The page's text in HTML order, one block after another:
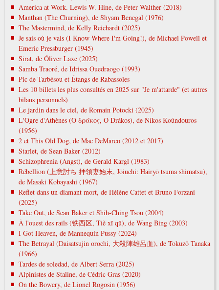
America at Work. Lewis W. Hine, de Peter Walther (2018)
Manthan (The Churning), de Shyam Benegal (1976)
The Mastermind, de Kelly Reichardt (2025)
Je sais où je vais (I Know Where I'm Going!), de Michael Powell et
Emeric Pressburger (1945)
Sirāt, de Óliver Laxe (2025)
Samba Traoré, de Idrissa Ouedraogo (1993)
Pic de Tarbésou et Étangs de Rabassoles
Les 10 billets les plus consultés en 2025 sur "Je m'attarde" (et autres
bilans personnels)
Le jardin dans le ciel, de Romain Potocki (2025)
L'Ogre d'Athènes (Ο δράκος, O Drákos), de Níkos Koúndouros
(1956)
2 et This Old Dog, de Mac DeMarco (2012 et 2017)
Starlet, de Sean Baker (2012)
Schizophrenia (Angst), de Gerald Kargl (1983)
Rébellion (上意討ち 拝領妻始末, Jōiuchi: Hairyō tsuma shimatsu),
de Masaki Kobayashi (1967)
Reflet dans un diamant mort, de Hélène Cattet et Bruno Forzani
(2025)
Take Out, de Sean Baker et Shih-Ching Tsou (2004)
À l'ouest des rails (铁西区, Tiě xī qū), de Wang Bing (2003)
I Got Heaven, de Mannequin Pussy (2024)
The Betrayal (Daisatsujin orochi, 大殺陣雄呂血), de Tokuzō Tanaka
(1966)
Tardes de soledad, de Albert Serra (2025)
Alpinistes de Staline, de Cédric Gras (2020)
On the Bowery, de Lionel Rogosin (1956)